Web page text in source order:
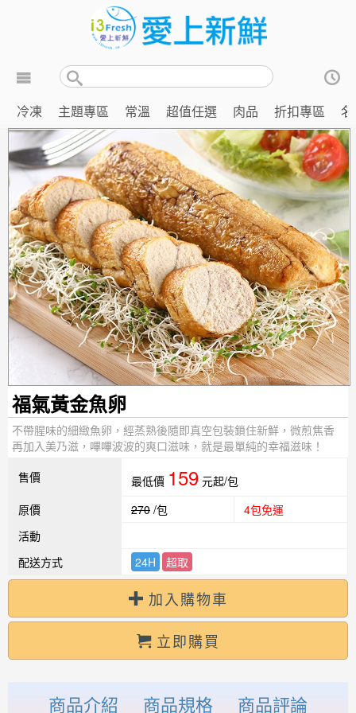
冷凍 主題專區 常溫 超值任選 肉品 折扣專區
福氣黃金魚卵
不帶腥味的細緻魚卵，經蒸熟後隨即真空包裝鎖住新鮮，微煎焦香
再加入美乃滋，嗶嗶波波的爽口滋味，就是最單純的幸福滋味！
售價
最低價 159 元起/包
原價
270 /包
4包免運
活動
配送方式
24H 超取
加入購物車
立即購買
商品介紹 商品規格 商品評論